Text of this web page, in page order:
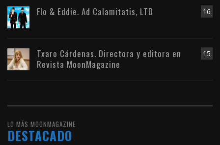
16
Flo & Eddie. Ad Calamitatis, LTD
15
Txaro Cárdenas. Directora y editora en
Revista MoonMagazine
LO MÁS MOONMAGAZINE
DESTACADO